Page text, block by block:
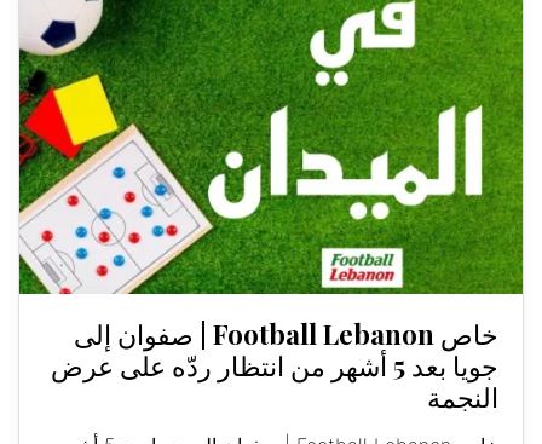
خاص Football Lebanon | صفوان إلى
جويا بعد 5 أشهر من انتظار ردّه على عرض
النجمة